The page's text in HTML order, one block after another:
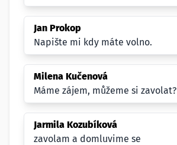
Jan Prokop
Napište mi kdy máte volno.
Milena Kučenová
Máme zájem, můžeme si zavolat?
Jarmila Kozubíková
zavolam a domluvime se